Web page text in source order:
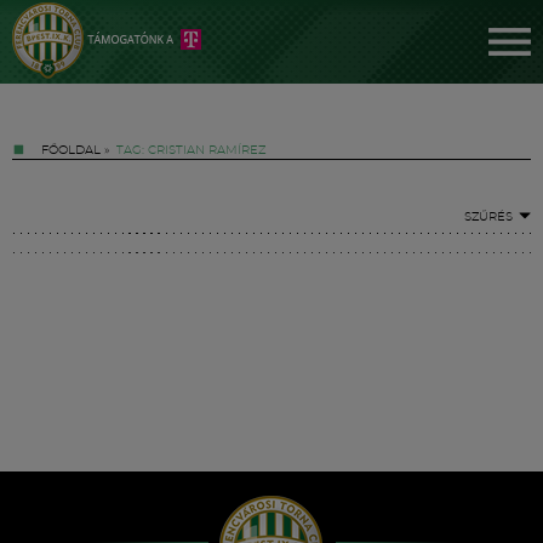
FŐOLDAL » TAG: CRISTIAN RAMÍREZ
SZŰRÉS
Hírek